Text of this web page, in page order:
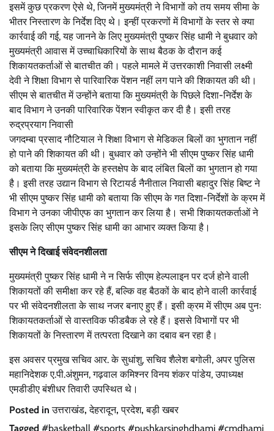
इसमें कुछ प्रकरण ऐसे थे, जिनमें मुख्यमंत्री ने विभागों को तय समय सीमा के
भीतर निस्तारण के निर्देश दिए थे। इन्हीं प्रकरणों में विभागों के स्तर से क्या
कार्रवाई की गई, यह जानने के लिए मुख्यमंत्री पुष्कर सिंह धामी ने बुधवार को
मुख्यमंत्री आवास में उच्चाधिकारियों के साथ बैठक के दौरान कई
शिकायतकर्ताओं से बातचीत की। पहले मामले में उत्तरकाशी निवासी लक्ष्मी
देवी ने शिक्षा विभाग से पारिवारिक पेंशन नहीं लग पाने की शिकायत की थी।
सीएम से बातचीत में उन्होंने बताया कि मुख्यमंत्री के पिछले दिशा-निर्देश के
बाद विभाग ने उनकी पारिवारिक पेंशन स्वीकृत कर दी है। इसी तरह
रुद्रप्रयाग निवासी
जगदम्बा प्रसाद नौटियाल ने शिक्षा विभाग से मेडिकल बिलों का भुगतान नहीं
हो पाने की शिकायत की थी। बुधवार को उन्होंने भी सीएम पुष्कर सिंह धामी
को बताया कि मुख्यमंत्री के हस्तक्षेप के बाद लंबित बिलों का भुगतान हो गया
है। इसी तरह उद्यान विभाग से रिटायर्ड नैनीताल निवासी बहादुर सिंह बिष्ट ने
भी सीएम पुष्कर सिंह धामी को बताया कि सीएम के गत दिशा-निर्देशों के क्रम में
विभाग ने उनका जीपीएफ का भुगतान कर लिया है। सभी शिकायतकर्ताओं ने
इसके लिए सीएम पुष्कर सिंह धामी का आभार व्यक्त किया है।
सीएम ने दिखाई संवेदनशीलता
मुख्यमंत्री पुष्कर सिंह धामी ने न सिर्फ सीएम हेल्पलाइन पर दर्ज होने वाली
शिकायतों की समीक्षा कर रहे हैं, बल्कि वह बैठकों के बाद होने वाली कार्रवाई
पर भी संवेदनशीलता के साथ नजर बनाए हुए हैं। इसी क्रम में सीएम अब पुनः
शिकायतकर्ताओं से वास्तविक फीडबैक ले रहे हैं। इससे विभागों पर भी
शिकायतों के निस्तारण में तत्परता दिखाने का दबाव बन रहा है।
इस अवसर प्रमुख सचिव आर. के सुधांशु, सचिव शैलेश बगोली, अपर पुलिस
महानिदेशक ए.पी.अंशुमन, गढ़वाल कमिश्नर विनय शंकर पांडेय, उपाध्यक्ष
एमडीडीए बंशीधर तिवारी उपस्थित थे।
Posted inउत्तराखंड,देहरादून,प्रदेश,बड़ी खबर
Tagged #basketball #sports #pushkarsinghdhami #cmdhami